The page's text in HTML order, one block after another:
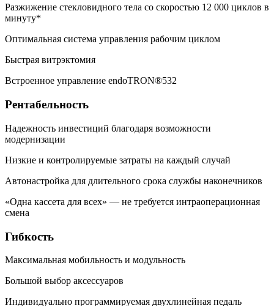
Разжижение стекловидного тела со скоростью 12 000 циклов в
минуту*
Оптимальная система управления рабочим циклом
Быстрая витрэктомия
Встроенное управление endoTRON®532
Рентабельность
Надежность инвестиций благодаря возможности
модернизации
Низкие и контролируемые затраты на каждый случай
Автонастройка для длительного срока службы наконечников
«Одна кассета для всех» — не требуется интраоперационная
смена
Гибкость
Максимальная мобильность и модульность
Большой выбор аксессуаров
Индивидуально программируемая двухлинейная педаль